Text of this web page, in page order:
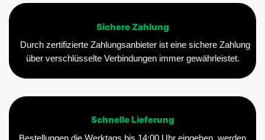
Sichere Zahlung
Durch zertifizierte Zahlungsanbieter ist eine sichere Zahlung
über verschlüsselte Verbindungen immer gewährleistet.
Schnelle Lieferung